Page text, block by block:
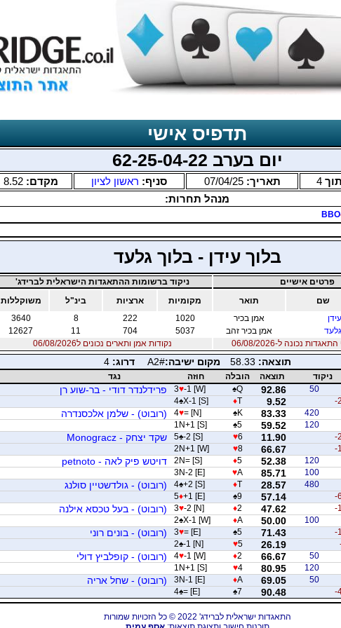
תדפיס אישי
יום בערב 62-25-04-22
4 תאריך:07/04/25 סניף: ראשון לציון מקדם: 8.52
מנהל תחרות:
BBO
בלוך עידן - בלוך גלעד
פרטים אישיים
ניקוד ברשומות ההתאגדות הישראלית לברידג'
שם תואר מקומיות ארציות בינ"ל
משוקללות
אמן בכיר 1020
222
8
3640
אמן בכיר זהב 5037
704
11
12627
נכונה ל-06/08/2026
נקודות אמן ותארים נכונים ל06/08/2026
תוצאה: 58.33 מקום ישיבה:A2# דרוג:4
ניקוד תוצאה הובלה חוזה
נגד
50
92.86
♠Q
3♥-1 [W] פרידלנדר דודי - בר-שוע רן
-
9.52
♦T
4♠X-1 [S]
420
83.33
♠K
4♥= [N] (רובוט) - שלמן אלכסנדרה
120
59.52
♠5
1N+1 [S]
-
11.90
♥6
5♠-2 [S] שקד יצחק - Monogracz
-
66.67
♥8
2N+1 [W]
120
52.38
♦5
2N= [S] דויטש פיק לאה - petnoto
100
85.71
♥A
3N-2 [E]
480
28.57
♦T
4♠+2 [S] (רובוט) - גולדשטיין סולנג
-
57.14
♠9
5♦+1 [E]
-
47.62
♦2
3♥-2 [N] (רובוט) - בעל טכסא אילנה
100
50.00
♦A
2♠X-1 [W]
-
71.43
♠5
3♥= [E] (רובוט) - בונים רוני
26.19
♥5
2♠-1 [N]
50
66.67
♦2
4♥-1 [W] (רובוט) - קופלביץ דולי
120
80.95
♥4
1N+1 [S]
50
69.05
♦A
3N-1 [E] (רובוט) - שחל אריה
-
90.48
♠7
4♠= [E]
התאגדות ישראלית לברידג' 2022 © כל הזכויות שמורות